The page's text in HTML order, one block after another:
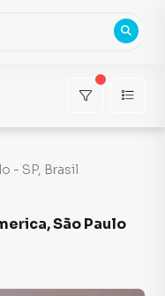
- SP, Brasil
São Paulo